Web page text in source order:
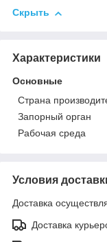
Скрыть
Характеристики
Основные
Страна
Запорный орган
Рабочая среда
Условия
Доставка
Доставка